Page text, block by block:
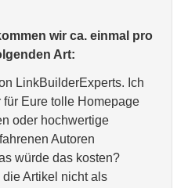
wir ca. einmal pro
Art:
LinkBuilderExperts. Ich
Eure tolle Homepage
oder hochwertige
Autoren
würde das kosten?
Artikel nicht als